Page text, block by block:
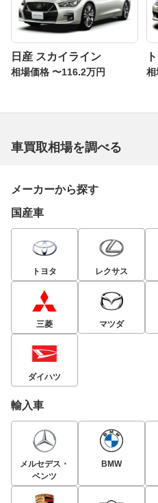
日産 スカイライン
相場価格 〜116.2万円 相
車買取相場を調べる
メーカーから探す
国産車
トヨタ レクサス
三菱 マツダ
ダイハツ
輸入車
メルセデス・
ベンツ
BMW